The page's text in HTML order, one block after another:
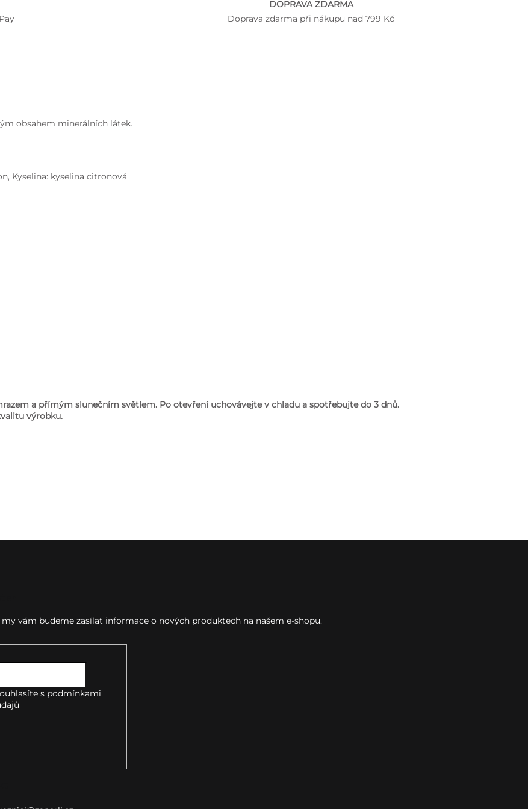
DOPRAVA ZDARMA
Doprava zdarma při nákupu nad 799 Kč
obsahem minerálních látek.
Kyselina: kyselina citronová
a přímým slunečním světlem. Po otevření uchovávejte v chladu a spotřebujte do 3 dnů.
výrobku.
vám budeme zasílat informace o nových produktech na našem e-shopu.
s podmínkami